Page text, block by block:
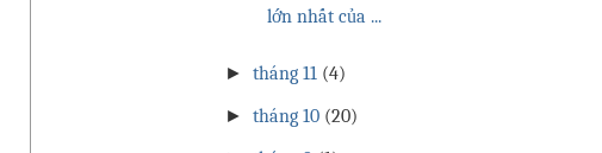
lớn nhất của ...
►tháng 11 (4)
►tháng 10 (20)